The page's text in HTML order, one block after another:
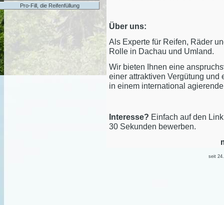
Pro-Fill, die Reifenfüllung
Über uns:
Als Experte für Reifen, Räder
Rolle in Dachau und Umland.
Wir bieten Ihnen eine
einer attraktiven Vergütung
in einem international
Interesse? Einfach auf den
30 Sekunden bewerben.
seit